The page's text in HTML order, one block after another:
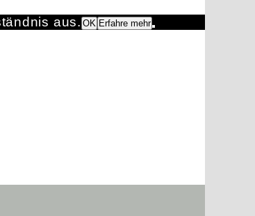
aus. OK Erfahre mehr